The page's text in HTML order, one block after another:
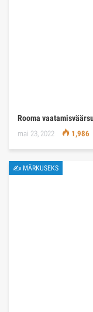
Rooma
mai 23, 2022 1,986
✍ MÄRKUSEKS